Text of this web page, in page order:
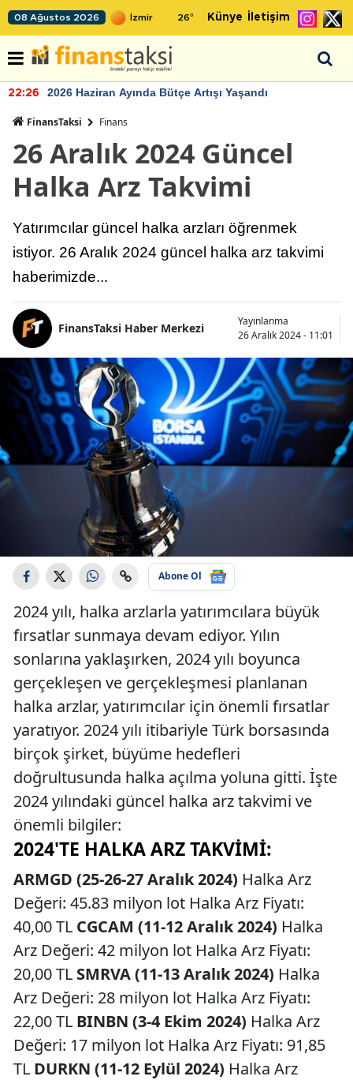
08 Ağustos 2026 26° Künye İletişim
22:26 2026 Haziran Ayında Bütçe Artışı Yaşandı
FinansTaksi Finans
26 Aralık 2024 Güncel
Halka Arz Takvimi
Yatırımcılar güncel halka arzları öğrenmek
istiyor. 26 Aralık 2024 güncel halka arz takvimi
haberimizde...
FinansTaksi Haber Merkezi
Yayınlanma
26 Aralık 2024 - 11:01
Abone Ol
2024 yılı, halka arzlarla yatırımcılara büyük
fırsatlar sunmaya devam ediyor. Yılın
sonlarına yaklaşırken, 2024 yılı boyunca
gerçekleşen ve gerçekleşmesi planlanan
halka arzlar, yatırımcılar için önemli fırsatlar
yaratıyor. 2024 yılı itibariyle Türk borsasında
birçok şirket, büyüme hedefleri
doğrultusunda halka açılma yoluna gitti. İşte
2024 yılındaki güncel halka arz takvimi ve
önemli bilgiler:
2024'TE HALKA ARZ TAKVIMI:
ARMGD (25-26-27 Aralık 2024) Halka Arz
Değeri: 45.83 milyon lot Halka Arz Fiyatı:
40,00 TL CGCAM (11-12 Aralık 2024) Halka
Arz Değeri: 42 milyon lot Halka Arz Fiyatı:
20,00 TL SMRVA (11-13 Aralık 2024) Halka
Arz Değeri: 28 milyon lot Halka Arz Fiyatı:
22,00 TL BINBN (3-4 Ekim 2024) Halka Arz
Değeri: 17 milyon lot Halka Arz Fiyatı: 91,85
TL DURKN (11-12 Eylül 2024) Halka Arz